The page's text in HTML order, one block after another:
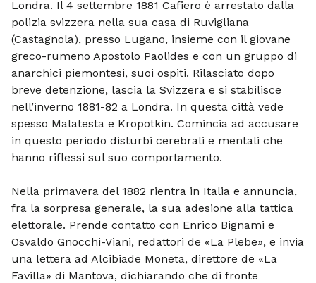
Londra. Il 4 settembre 1881 Cafiero è arrestato dalla
polizia svizzera nella sua casa di Ruvi­gliana
(Castagnola), presso Lugano, in­sieme con il giovane
greco-rumeno Apo­stolo Paolides e con un gruppo di
anarchici piemontesi, suoi ospiti. Rilasciato dopo
breve detenzione, lascia la Svizzera e si stabilisce
nell’inverno 1881-82 a Londra. In questa città vede
spesso Malatesta e Kropotkin. Comincia ad accusare
in que­sto periodo disturbi cerebrali e mentali che
hanno riflessi sul suo comportamento.
Nella primavera del 1882 rientra in Ita­lia e annuncia,
fra la sorpresa generale, la sua adesione alla tattica
elettorale. Pren­de contatto con Enrico Bignami e
Osvaldo Gnocchi-Viani, redattori de «La Plebe», e invia
una lettera ad Alcibiade Moneta, direttore de «La
Favilla» di Mantova, di­chiarando che di fronte